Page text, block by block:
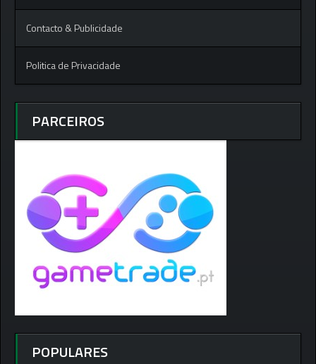
Contacto & Publicidade
Politica de Privacidade
PARCEIROS
POPULARES